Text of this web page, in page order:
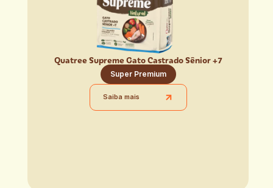
Quatree Supreme Gato Castrado Sênior +7
Super Premium
Saiba mais